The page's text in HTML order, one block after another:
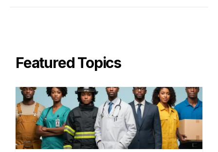
Featured Topics